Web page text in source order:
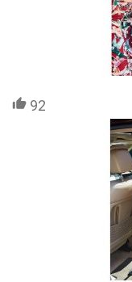
92